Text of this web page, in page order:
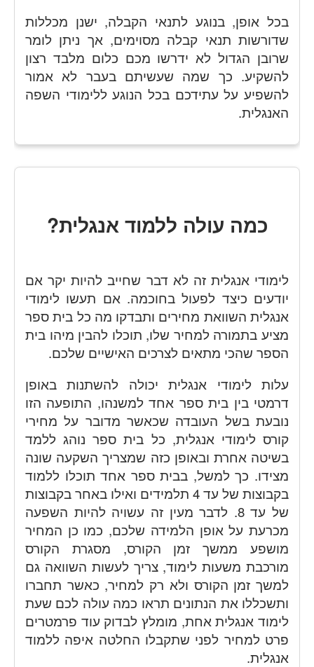
בכל אופן, בנוגע לתנאי הקבלה, ישנן מכללות
שדורשות תנאי קבלה מסוימים, אך ניתן לומר
שרובן הגדול לא ידרשו מכם כלום מלבד רצון
להשקיע. כך שמה שעשיתם בעבר לא אמור
להשפיע על עתידכם בכל הנוגע ללימודי השפה
האנגלית.
כמה עולה ללמוד אנגלית?
לימודי אנגלית זה לא דבר שחייב להיות יקר אם
יודעים כיצד לפעול בחוכמה. אם תעשו לימודי
אנגלית השוואת מחירים ותבדקו מה כל בית ספר
מציע בתמורה למחיר שלו, תוכלו להבין מיהו בית
הספר שהכי מתאים לצרכים האישיים שלכם.
עלות לימודי אנגלית יכולה להשתנות באופן
דרמטי בין בית ספר אחד למשנהו, התופעה הזו
נובעת בשל העובדה שכאשר מדובר על מחירי
קורס לימודי אנגלית, כל בית ספר נוהג ללמד
בשיטה אחרת ובאופן כזה שמצריך השקעה שונה
מצידו. כך למשל, בבית ספר אחד תוכלו ללמוד
בקבוצות של עד 4 תלמידים ואילו באחר בקבוצות
של עד 8. לדבר מעין זה עשויה להיות השפעה
מכרעת על אופן הלמידה שלכם, כמו כן המחיר
מושפע ממשך זמן הקורס, מסגרת הקורס
מורכבת משעות לימוד, צריך לעשות השוואה גם
למשך זמן הקורס ולא רק למחיר, כאשר תחברו
ותשכללו את הנתונים תראו כמה עולה לכם שעת
לימוד אנגלית אחת, מומלץ לבדוק עוד פרמטרים
פרט למחיר לפני שתקבלו החלטה איפה ללמוד
אנגלית.